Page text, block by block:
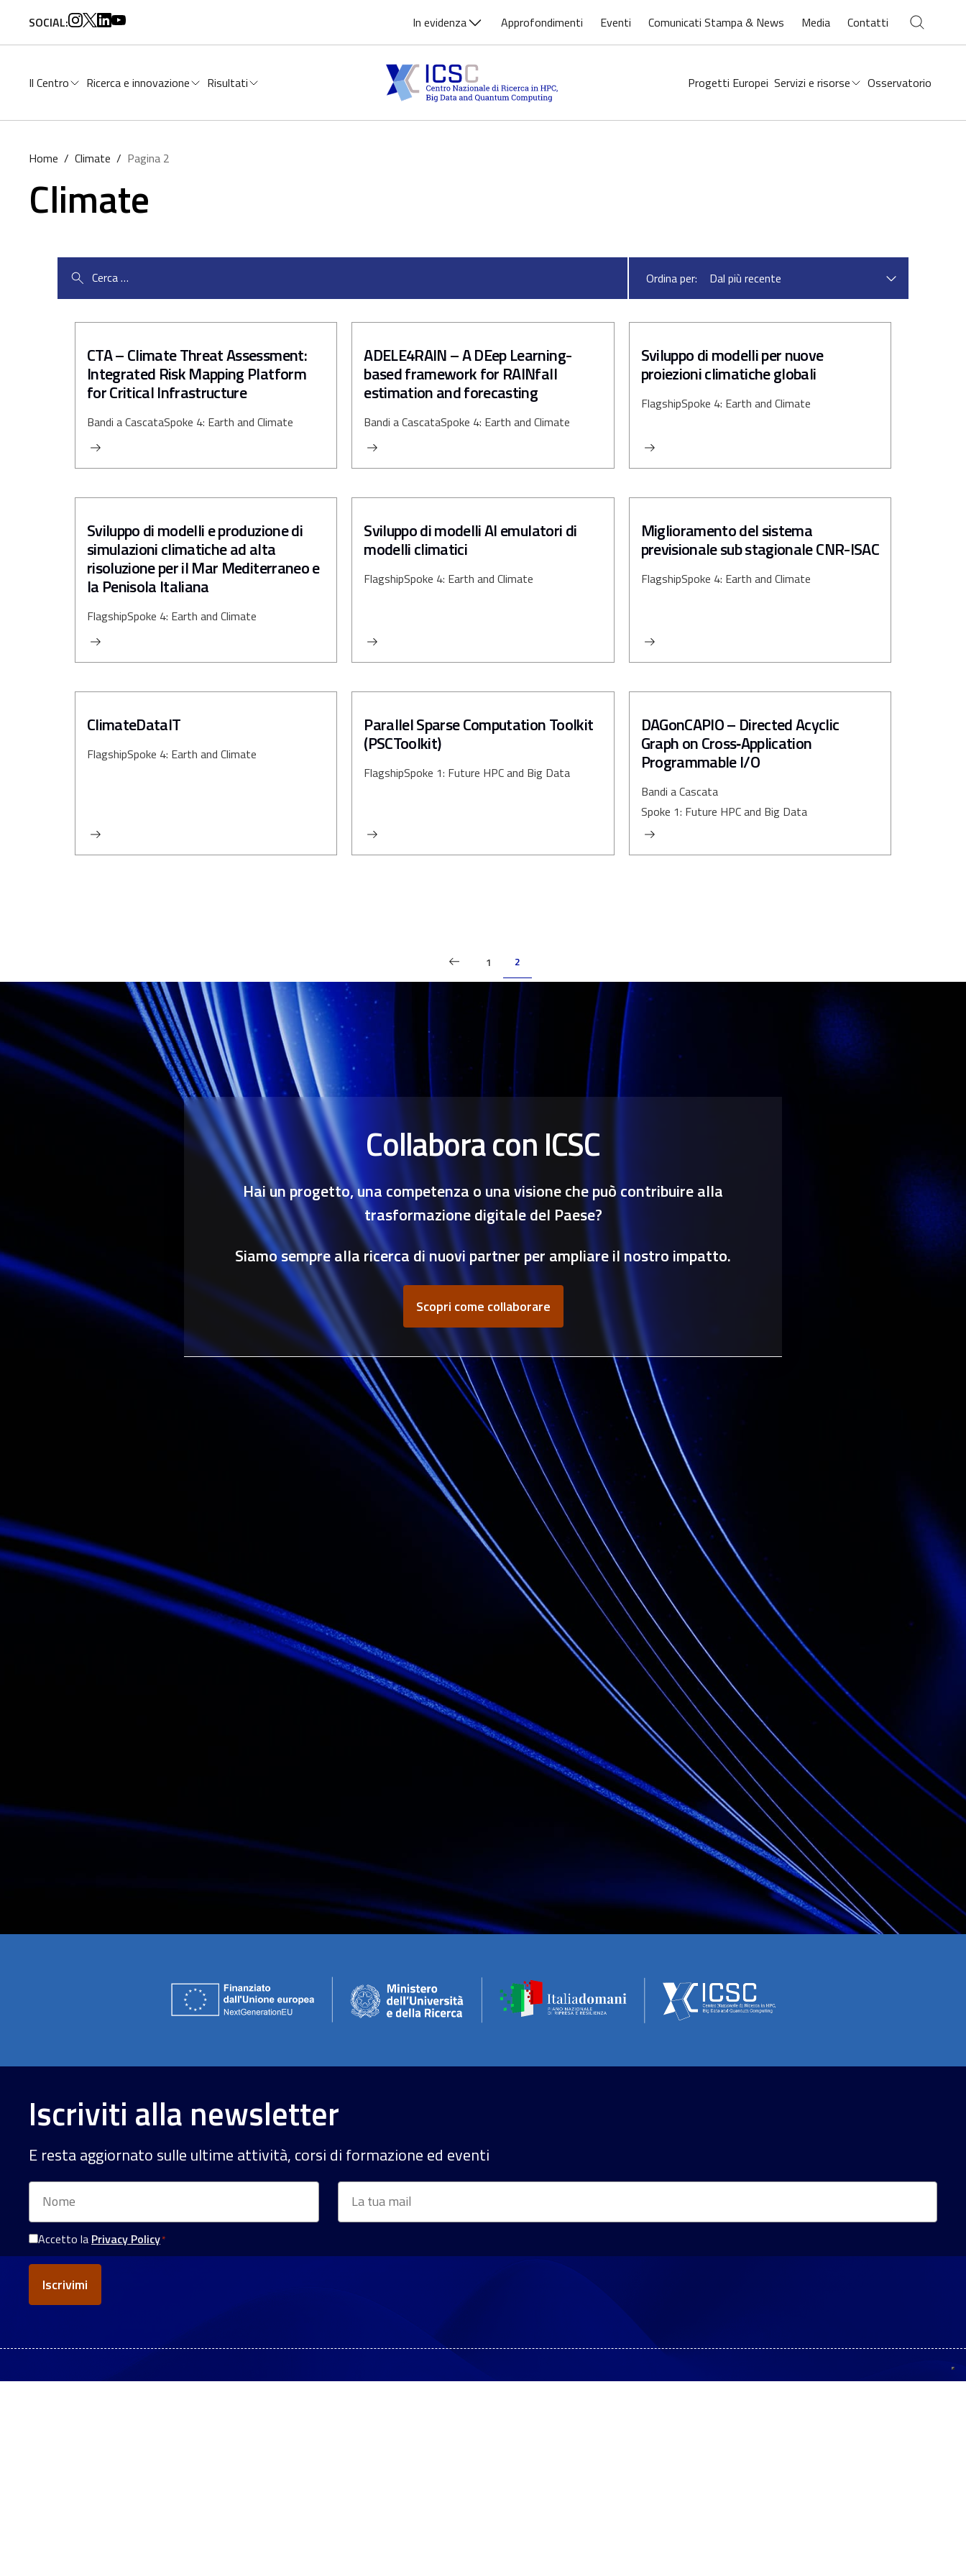
SOCIAL: In evidenza Approfondimenti Eventi Comunicati Stampa & News Media Contatti
Open
search
Il Centro Ricerca e innovazione Risultati Progetti Europei Servizi e risorse Osservatorio
Home / Climate / Pagina 2
Climate
per:
Ordina per:
CTA – Climate Threat Assessment:
Integrated Risk Mapping Platform
for Critical Infrastructure
Bandi a CascataSpoke 4: Earth and Climate
ADELE4RAIN – A DEep Learning-
based framework for RAINfall
estimation and forecasting
Bandi a CascataSpoke 4: Earth and Climate
Sviluppo di modelli per nuove
proiezioni climatiche globali
FlagshipSpoke 4: Earth and Climate
Sviluppo di modelli e produzione di
simulazioni climatiche ad alta
risoluzione per il Mar Mediterraneo e
la Penisola Italiana
FlagshipSpoke 4: Earth and Climate
Sviluppo di modelli AI emulatori di
modelli climatici
FlagshipSpoke 4: Earth and Climate
Miglioramento del sistema
previsionale sub stagionale CNR-ISAC
FlagshipSpoke 4: Earth and Climate
ClimateDataIT
FlagshipSpoke 4: Earth and Climate
Parallel Sparse Computation Toolkit
(PSCToolkit)
FlagshipSpoke 1: Future HPC and Big Data
DAGonCAPIO – Directed Acyclic
Graph on Cross‑Application
Programmable I/O
Bandi a Cascata
Spoke 1: Future HPC and Big Data
degli
articoli
1 2
Collabora con ICSC
Hai un progetto, una competenza o una visione che può contribuire alla
trasformazione digitale del Paese?
Siamo sempre alla ricerca di nuovi partner per ampliare il nostro impatto.
Scopri come collaborare
Iscriviti alla newsletter
E resta aggiornato sulle ultime attività, corsi di formazione ed eventi
Nome Email
Consenso
Privacy
Accetto la Privacy Policy*
L'ente ICSC Utilità Informazioni di contatto